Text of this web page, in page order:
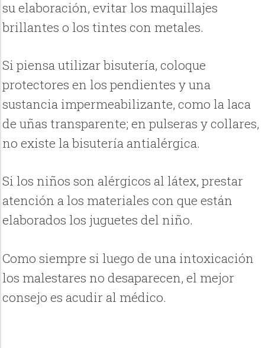
su elaboración, evitar los maquillajes
brillantes o los tintes con metales.
Si piensa utilizar bisutería, coloque
protectores en los pendientes y una
sustancia impermeabilizante, como la laca
de uñas transparente; en pulseras y collares,
no existe la bisutería antialérgica.
Si los niños son alérgicos al látex, prestar
atención a los materiales con que están
elaborados los juguetes del niño.
Como siempre si luego de una intoxicación
los malestares no desaparecen, el mejor
consejo es acudir al médico.